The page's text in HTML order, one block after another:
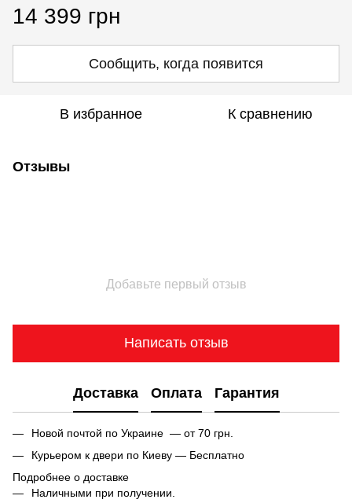
14 399 грн
Сообщить, когда появится
В избранное К сравнению
Отзывы
Добавьте первый отзыв
Написать отзыв
Доставка Оплата Гарантия
Новой почтой по Украине — от 70 грн.
Курьером к двери по Киеву — Бесплатно
Подробнее о доставке
Наличными при получении.